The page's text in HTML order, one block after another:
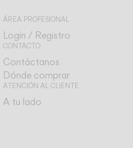
ÁREA PROFESIONAL
Login / Registro
CONTACTO
Contáctanos
Dónde comprar
ATENCIÓN AL CLIENTE
A tu lado